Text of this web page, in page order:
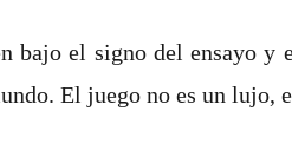
bajo el signo del ensayo
El juego no es un lujo,